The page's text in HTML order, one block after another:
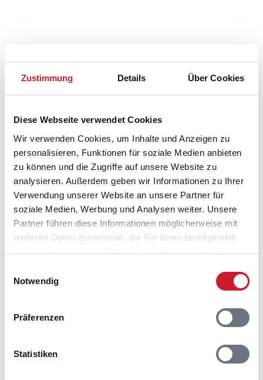
Zustimmung Details Über Cookies
Diese Webseite verwendet Cookies
Wir verwenden Cookies, um Inhalte und Anzeigen zu
personalisieren, Funktionen für soziale Medien anbieten
zu können und die Zugriffe auf unsere Website zu
analysieren. Außerdem geben wir Informationen zu Ihrer
Verwendung unserer Website an unsere Partner für
soziale Medien, Werbung und Analysen weiter. Unsere
Partner führen diese Informationen möglicherweise mit
weiteren Daten zusammen, die Sie ihnen bereitgestellt
haben oder die sie im Rahmen Ihrer Nutzung der Dienste
Notwendig
Präferenzen
Statistiken
Belegungskalender
Reisedauer auswählen
Anzahl Reisende auswählen
Anreisetag im Belegungskalender anklicken
Sie bekommen Verfügbarkeit und Preis angezeigt
Hausbeschreibung und/oder der Ausstattung ergeben
können.
frei gewählter Zeitraum